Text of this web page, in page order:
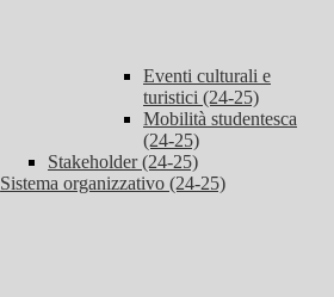
Eventi culturali e
turistici (24-25)
Mobilità studentesca
(24-25)
Stakeholder (24-25)
Sistema organizzativo (24-25)